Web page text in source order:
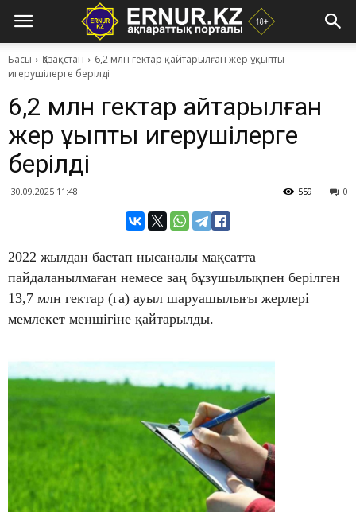
Басы Қазақстан
6,2 млн гектар қайтарылған жер ұқыпты
игерушілерге берілді
6,2 млн гектар қайтарылған
жер ұқыпты игерушілерге
берілді
30.09.2025 11:48 0
559
2022 жылдан бастап нысаналы мақсатта
пайдаланылмаған немесе заң бұзушылықпен берілген
13,7 млн гектар (га) ауыл шаруашылығы жерлері
мемлекет меншігіне қайтарылды.